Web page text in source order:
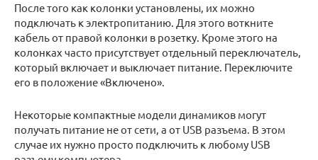
После того как колонки установлены, их можно
подключать к электропитанию. Для этого воткните
кабель от правой колонки в розетку. Кроме этого на
колонках часто присутствует отдельный переключатель,
который включает и выключает питание. Переключите
его в положение «Включено».
Некоторые компактные модели динамиков могут
получать питание не от сети, а от USB разъема. В этом
случае их нужно просто подключить к любому USB